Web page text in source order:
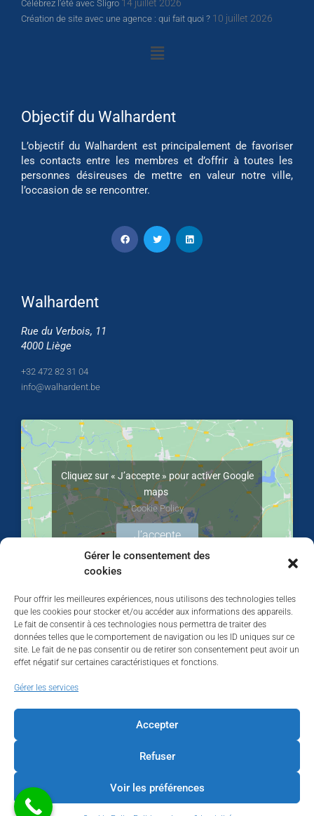
Gérer le consentement des
cookies
Pour offrir les meilleures expériences, nous utilisons des technologies telles
que les cookies pour stocker et/ou accéder aux informations des appareils.
Le fait de consentir à ces technologies nous permettra de traiter des
données telles que le comportement de navigation ou les ID uniques sur ce
site. Le fait de ne pas consentir ou de retirer son consentement peut avoir un
effet négatif sur certaines caractéristiques et fonctions.
Gérer les services
Accepter
Refuser
Voir les préférences
Célébrez l’été avec Sligro 14 juillet 2026
Création de site avec une agence : qui fait quoi ? 10 juillet 2026
Objectif du Walhardent
L’objectif du Walhardent est principalement de favoriser
les contacts entre les membres et d’offrir à toutes les
personnes désireuses de mettre en valeur notre ville,
l’occasion de se rencontrer.
Walhardent
Rue du Verbois, 11
4000 Liège
+32 472 82 31 04
info@walhardent.be
Cliquez sur « J’accepte » pour activer Google
maps
Cookie Policy
J’accepte
LES BÂTISSEURS DE LIÈGE